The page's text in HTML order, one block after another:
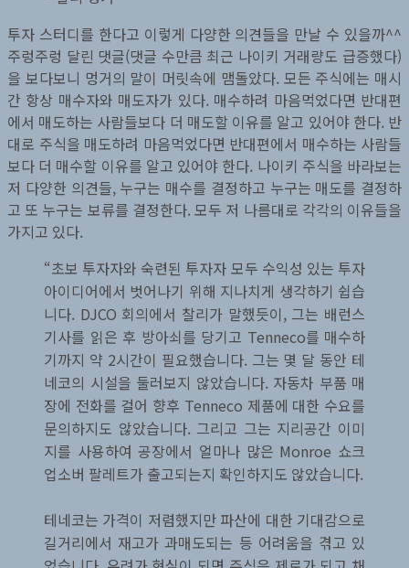
투자 스터디를 한다고 이렇게 다양한 의견들을 만날 수 있을까^^
주렁주렁 달린 댓글(댓글 수만큼 최근 나이키 거래량도 급증했다)
을 보다보니 멍거의 말이 머릿속에 맴돌았다. 모든 주식에는 매시
간 항상 매수자와 매도자가 있다. 매수하려 마음먹었다면 반대편
에서 매도하는 사람들보다 더 매도할 이유를 알고 있어야 한다. 반
대로 주식을 매도하려 마음먹었다면 반대편에서 매수하는 사람들
보다 더 매수할 이유를 알고 있어야 한다. 나이키 주식을 바라보는
저 다양한 의견들, 누구는 매수를 결정하고 누구는 매도를 결정하
고 또 누구는 보류를 결정한다. 모두 저 나름대로 각각의 이유들을
가지고 있다.
“초보 투자자와 숙련된 투자자 모두 수익성 있는 투자
아이디어에서 벗어나기 위해 지나치게 생각하기 쉽습
니다. DJCO 회의에서 찰리가 말했듯이, 그는 배런스
기사를 읽은 후 방아쇠를 당기고 Tenneco를 매수하
기까지 약 2시간이 필요했습니다. 그는 몇 달 동안 테
네코의 시설을 둘러보지 않았습니다. 자동차 부품 매
장에 전화를 걸어 향후 Tenneco 제품에 대한 수요를
문의하지도 않았습니다. 그리고 그는 지리공간 이미
지를 사용하여 공장에서 얼마나 많은 Monroe 쇼크
업소버 팔레트가 출고되는지 확인하지도 않았습니다.
테네코는 가격이 저렴했지만 파산에 대한 기대감으로
길거리에서 재고가 과매도되는 등 어려움을 겪고 있